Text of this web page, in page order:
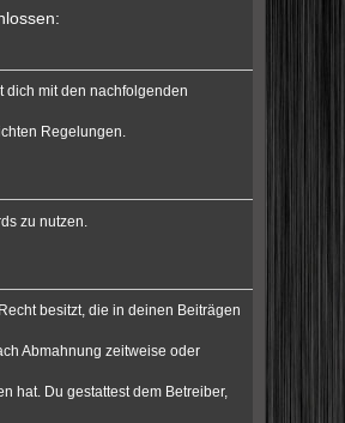
dich mit den nachfolgenden
Regelungen.
zu nutzen.
besitzt, die in deinen Beiträgen
Abmahnung zeitweise oder
hat. Du gestattest dem Betreiber,